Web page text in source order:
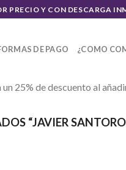
PRECIO Y CON DESCARGA
DE PAGO ¿COMO
25% de descuento al
“JAVIER